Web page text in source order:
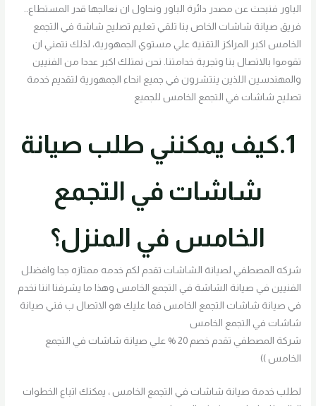
الباور فنبحث عن مصدر دائرة الباور ونحاول ان نعالجها قدر المستطاع..
فريق صيانة شاشات الخاص بنا تلقي تعليم تصليح شاشة في التجمع
الخامس اكبر المراكز التقنية علي مستوي الجمهورية، لذلك نتمني ان
تقوموا بالاتصال بنا وتجربة خدامتنا. نحن نمتلك اكبر عددا من الفنيين
والمهندسين اللذين ينتشرون في جميع انحاء الجمهورية لتقديم خدمة
تصليح شاشات في التجمع الخامس للجميع
1.كيف يمكنني طلب صيانة
شاشات في التجمع
الخامس في المنزل؟
شركه المصطفي لصيانة الشاشات تقدم لكم خدمه ممتازه جدا وافضلل
الفنيين في صيانة الشاشة في التجمع الخامس وهذا ما يشرفنا اننا نخدم
في صيانة شاشات التجمع الخامس فما عليك هو الاتصال ب فني صيانة
شاشات في التجمع الخامس
شركة المصطفي تقدم خصم 20 % علي صيانة شاشات في التجمع
الخامس ))
لطلب خدمة صيانة شاشات في التجمع الخامس ، يمكنك اتباع الخطوات